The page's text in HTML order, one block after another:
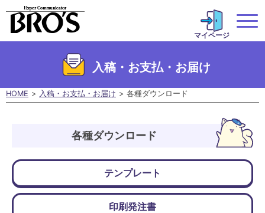
マイページ
入稿・お支払・お届け
HOME 入稿・お支払・お届け 各種ダウンロード
各種ダウンロード
テンプレート
印刷発注書